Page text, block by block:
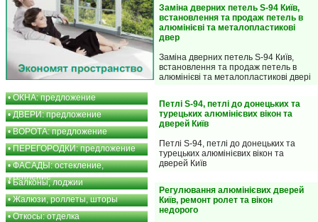
•ОКНА: предложение
•ДВЕРИ: предложение
•ВОРОТА: предложение
•ПЕРЕГОРОДКИ: предложение
•ФАСАДЫ: остекление,
утепление
•Балконы, лоджии
•Жалюзи, роллеты, шторы
•Откосы: отделка
Заміна дверних петель S-94 Київ,
встановлення та продаж петель в
алюмінієві та металопластикові
двер
Заміна дверних петель S-94 Київ,
встановлення та продаж петель в
алюмінієві та металопластикові двері
Петлі S-94, петлі до донецьких та
турецьких алюмінієвих вікон та
дверей Київ
Петлі S-94, петлі до донецьких та
турецьких алюмінієвих вікон та
дверей Київ
Регулювання алюмінієвих дверей
Київ, ремонт ролет та вікон
недорого